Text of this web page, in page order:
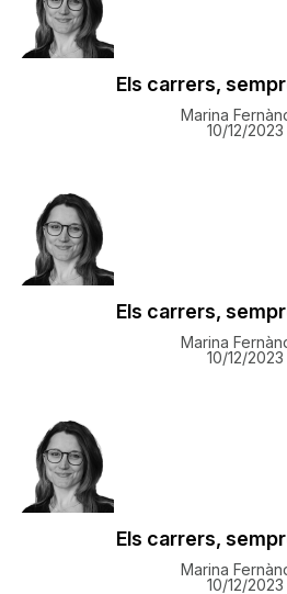
Els carrers,
Marina
10/12/2023
Els carrers,
Marina
10/12/2023
Els carrers,
Marina
10/12/2023